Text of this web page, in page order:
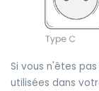
Si vous n'êtes
utilisées dans